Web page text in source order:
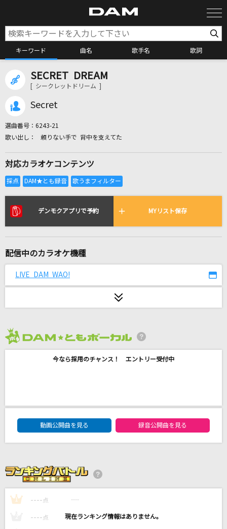
キーワード 曲名 歌手名 歌詞
カラオケ検索
全国りれき
リアルタイムで歌われている曲の一覧
Talking Box (Dirty Pop Remix)
慕情
CHAGE & ASKA
[生音]会いたくて
氷川きよし
[生音]幸せ
back number
SECRET DREAM
[ シークレットドリーム ]
Secret
選曲番号： 6243-21
頼りない手で 背中を支えてた
対応カラオケコンテンツ
デンモクアプリで予約 MYリスト保存
配信中のカラオケ機種
LIVE DAM WAO!
今なら採用のチャンス！ エントリー受付中
DAM★ともボーカルエントリーランキング
動画公開曲を見る
録音公開曲を見る
1 ---- 点 ----
---- 点 ----